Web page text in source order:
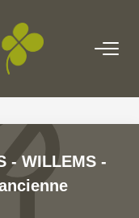
- WILLEMS -